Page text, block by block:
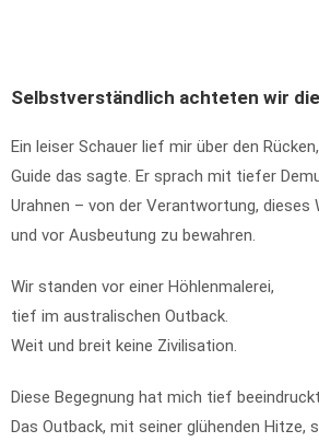
Selbstverständlich achteten wir
Ein leiser Schauer lief mir über den
Guide das sagte. Er sprach mit tiefer
Urahnen – von der Verantwortung, dieses
und vor Ausbeutung zu bewahren.
Wir standen vor einer Höhlenmalerei,
tief im australischen Outback.
Weit und breit keine Zivilisation.
Diese Begegnung hat mich tief
Das Outback, mit seiner glühenden Hitze,